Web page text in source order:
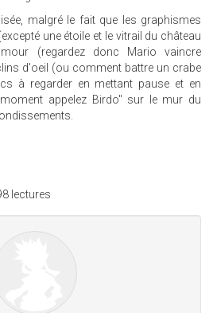
malgré le fait que les graphismes
une étoile et le vitrail du château
(regardez donc Mario vaincre
d'oeil (ou comment battre un crabe
à regarder en mettant pause et en
appelez Birdo" sur le mur du
lectures